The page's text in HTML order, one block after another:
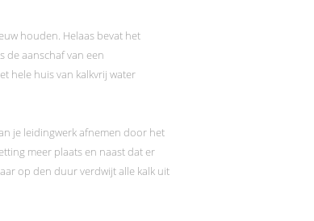
houden. Helaas bevat het
de aanschaf van een
hele huis van kalkvrij water
je leidingwerk afnemen door het
meer plaats en naast dat er
op den duur verdwijt alle kalk uit